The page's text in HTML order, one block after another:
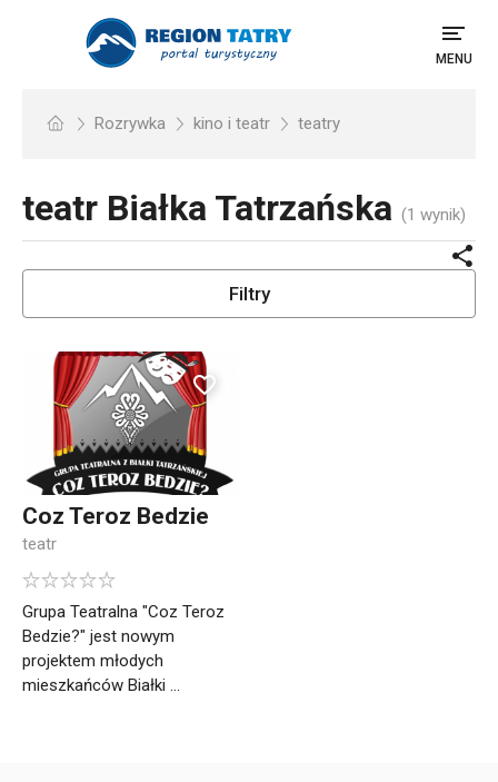
MENU
Rozrywka kino i teatr teatry
teatr Białka Tatrzańska (1 wynik)
Filtry
Coz Teroz Bedzie
teatr
Grupa Teatralna "Coz Teroz
Bedzie?" jest nowym
projektem młodych
mieszkańców Białki ...